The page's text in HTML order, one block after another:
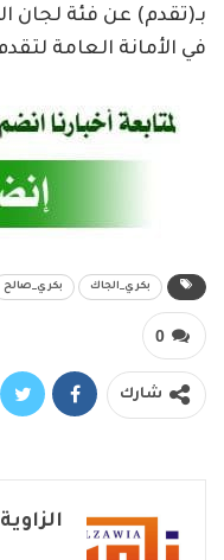
بـ(تقدم) عن فئة لجان
في الأمانة العامة
بكري_الجاك بكري_صالح
0
شارك
الزاوية